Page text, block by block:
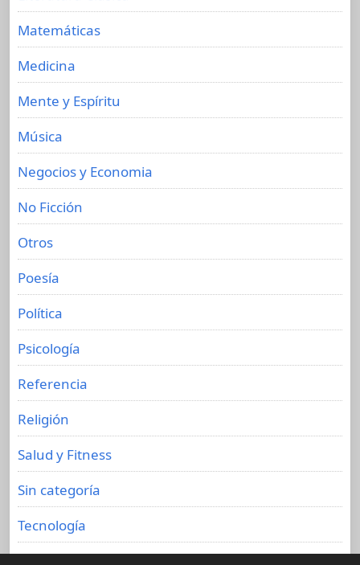
Matemáticas
Medicina
Mente y Espíritu
Música
Negocios y Economia
No Ficción
Otros
Poesía
Política
Psicología
Referencia
Religión
Salud y Fitness
Sin categoría
Tecnología